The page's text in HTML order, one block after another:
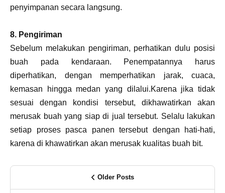
penyimpanan secara langsung.
8. Pengiriman
Sebelum melakukan pengiriman, perhatikan dulu posisi
buah pada kendaraan. Penempatannya harus
diperhatikan, dengan memperhatikan jarak, cuaca,
kemasan hingga medan yang dilalui.Karena jika tidak
sesuai dengan kondisi tersebut, dikhawatirkan akan
merusak buah yang siap di jual tersebut. Selalu lakukan
setiap proses pasca panen tersebut dengan hati-hati,
karena di khawatirkan akan merusak kualitas buah bit.
Older Posts